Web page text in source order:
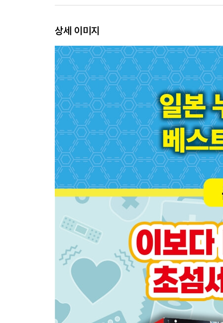
상세 이미지